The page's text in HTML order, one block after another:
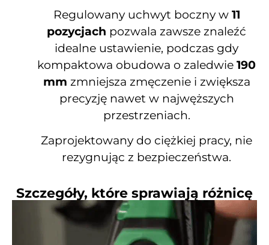
Regulowany uchwyt boczny w 11
pozycjach pozwala zawsze znaleźć
idealne ustawienie, podczas gdy
kompaktowa obudowa o zaledwie 190
mm zmniejsza zmęczenie i zwiększa
precyzję nawet w najwęższych
przestrzeniach.
Zaprojektowany do ciężkiej pracy, nie
rezygnując z bezpieczeństwa.
Szczegóły, które sprawiają różnicę